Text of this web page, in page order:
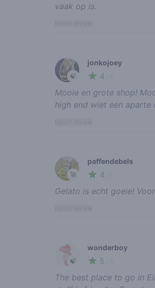
vaak op is.
🍃
jonkojoey
4
Mooie en grote shop!
high end wiet een
🚀
paffendebels
4
Gelato is echt goeie!
🍃
wonderboy
5
The best place to go in